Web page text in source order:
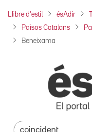
Llibre d'estil ésAdir
Països Catalans
Beneixama